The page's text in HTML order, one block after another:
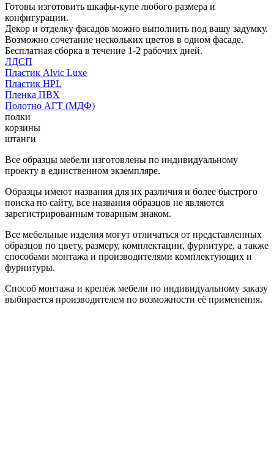
Готовы изготовить шкафы-купе любого размера и
конфигурации.
Декор и отделку фасадов можно выполнить под вашу задумку.
Возможно сочетание нескольких цветов в одном фасаде.
Бесплатная сборка в течение 1-2 рабочих дней.
ЛДСП
Пластик Alvic Luxe
Пластик HPL
Пленка ПВХ
Полотно АГТ (МДФ)
полки
корзины
штанги
Все образцы мебели изготовлены по индивидуальному
проекту в единственном экземпляре.
Образцы имеют названия для их различия и более быстрого
поиска по сайту, все названия образцов не являются
зарегистрированным товарным знаком.
Все мебельные изделия могут отличаться от представленных
образцов по цвету, размеру, комплектации, фурнитуре, а также
способами монтажа и производителями комплектующих и
фурнитуры.
Способ монтажа и крепёж мебели по индивидуальному заказу
выбирается производителем по возможности её применения.